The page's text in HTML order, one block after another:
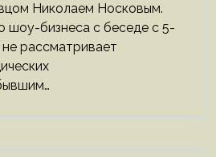
Николаем Носковым.
шоу-бизнеса с беседе с 5-
не рассматривает